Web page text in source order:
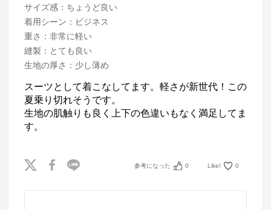
サイズ感 ： ちょうど良い
着用シーン ： ビジネス
重さ ： 非常に軽い
縫製 ： とても良い
生地の厚さ ： 少し薄め
スーツとして着こなしてます。軽さが新世代！この
夏乗り切れそうです。
生地の肌触りも良く上下の色違いもなく満足してま
す。
参考になった 0 Like! 0